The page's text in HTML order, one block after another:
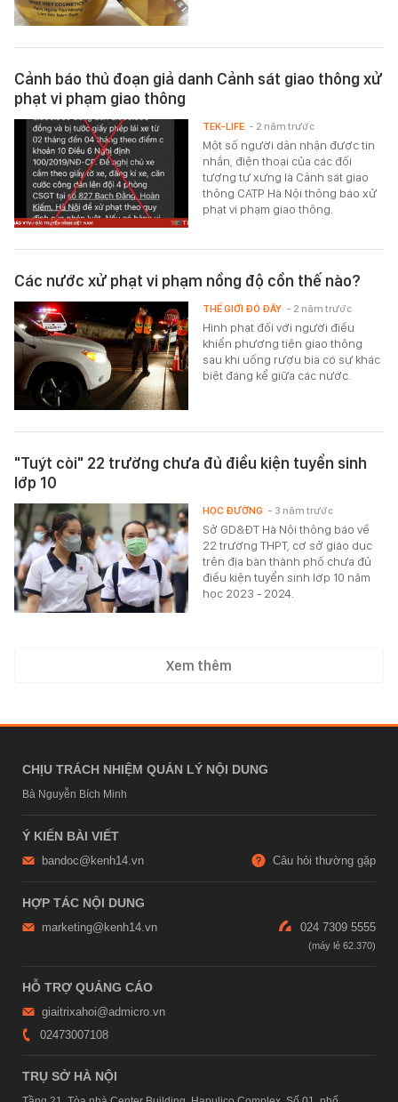
Cảnh báo thủ đoạn giả danh Cảnh sát giao thông xử
phạt vi phạm giao thông
Một số người dân nhận được tin
nhắn, điện thoại của các đối
tượng tự xưng là Cảnh sát giao
thông CATP Hà Nội thông báo xử
phạt vi phạm giao thông.
TEK-LIFE - 2 năm trước
Các nước xử phạt vi phạm nồng độ cồn thế nào?
Hình phạt đối với người điều
khiển phương tiện giao thông
sau khi uống rượu bia có sự khác
biệt đáng kể giữa các nước.
THẾ GIỚI ĐÓ ĐÂY - 2 năm trước
"Tuýt còi" 22 trường chưa đủ điều kiện tuyển sinh
lớp 10
Sở GD&ĐT Hà Nội thông báo về
22 trường THPT, cơ sở giáo dục
trên địa bàn thành phố chưa đủ
điều kiện tuyển sinh lớp 10 năm
học 2023 - 2024.
HỌC ĐƯỜNG - 3 năm trước
Xem thêm
CHỊU TRÁCH NHIỆM QUẢN LÝ NỘI DUNG
Bà Nguyễn Bích Minh
Ý KIẾN BÀI VIẾT
bandoc@kenh14.vn Câu hỏi thường gặp
HỢP TÁC NỘI DUNG
marketing@kenh14.vn 024 7309 5555
HỖ TRỢ QUẢNG CÁO
giaitrixahoi@admicro.vn
02473007108
TRỤ SỞ HÀ NỘI